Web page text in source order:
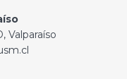
Valparaíso